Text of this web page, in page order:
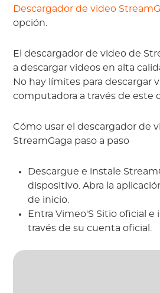
Descargador de video
opción.
El descargador de video de
a descargar videos en alta
No hay límites para descargar
computadora a través de este
Cómo usar el descargador de
StreamGaga paso a paso
Descargue e instale
dispositivo. Abra la
de inicio.
Entra Vimeo'S Sitio oficial e
través de su cuenta oficial.